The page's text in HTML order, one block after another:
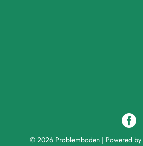
© 2026 Problemboden | Powered by